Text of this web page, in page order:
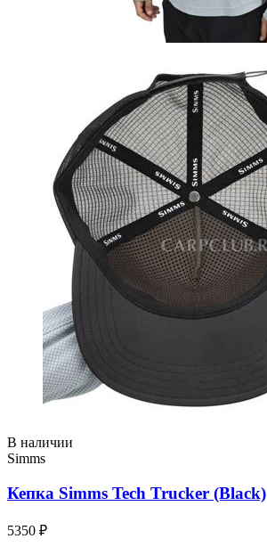
В наличии
Simms
Кепка Simms Tech Trucker (Black)
5350 ₽